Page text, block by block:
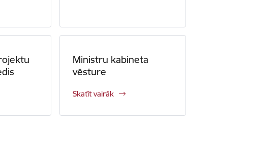
Ministru kabineta
vēsture
Skatīt vairāk